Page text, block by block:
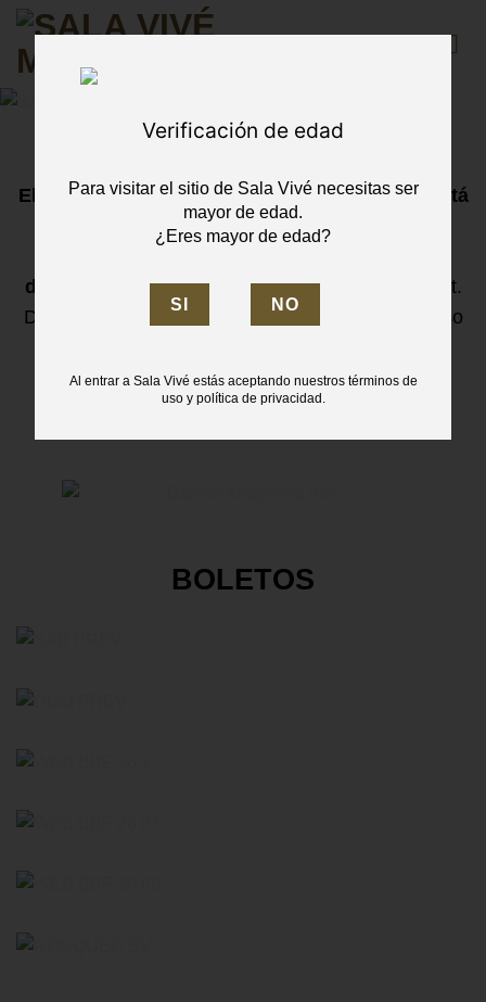
content
El festival más grande de vino espumoso te está
esperando en Sala Vivé.
diversión
con la Octava Edición del Bubbles Fest.
Descubre más de 100 etiquetas de vino espumoso
y celebra con la mejor música de Bandas y DJ
completamente en vivo.
BOLETOS
Verificación de edad
Para visitar el sitio de Sala Vivé necesitas ser
mayor de edad.
¿Eres mayor de edad?
Al entrar a Sala Vivé estás aceptando nuestros términos de
uso y política de privacidad.